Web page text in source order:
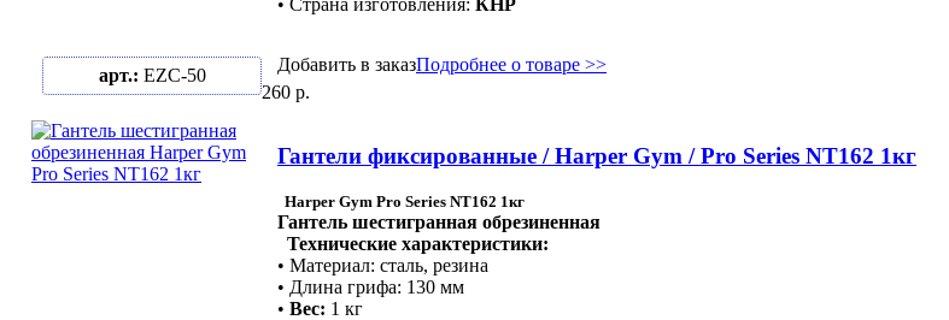
• Страна изготовления: КНР
арт.: EZC-50
Добавить в заказПодробнее о товаре >>
260 р.
Гантели фиксированные / Harper Gym / Pro Series NT162 1кг
Harper Gym Pro Series NT162 1кг
Гантель шестигранная обрезиненная
Технические характеристики:
• Материал: сталь, резина
• Длина грифа: 130 мм
• Вес: 1 кг